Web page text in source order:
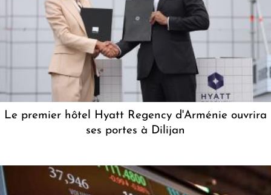
Le premier hôtel Hyatt Regency d'Arménie ouvrira
ses portes à Dilijan